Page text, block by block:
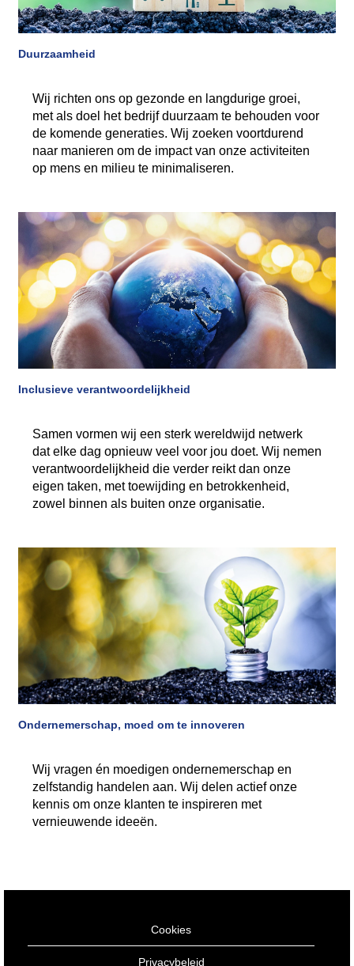
Duurzaamheid
Wij richten ons op gezonde en langdurige groei,
met als doel het bedrijf duurzaam te behouden voor
de komende generaties. Wij zoeken voortdurend
naar manieren om de impact van onze activiteiten
op mens en milieu te minimaliseren.
Inclusieve verantwoordelijkheid
Samen vormen wij een sterk wereldwijd netwerk
dat elke dag opnieuw veel voor jou doet. Wij nemen
verantwoordelijkheid die verder reikt dan onze
eigen taken, met toewijding en betrokkenheid,
zowel binnen als buiten onze organisatie.
Ondernemerschap, moed om te innoveren
Wij vragen én moedigen ondernemerschap en
zelfstandig handelen aan. Wij delen actief onze
kennis om onze klanten te inspireren met
vernieuwende ideeën.
Cookies
Privacybeleid